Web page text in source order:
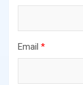
Email *